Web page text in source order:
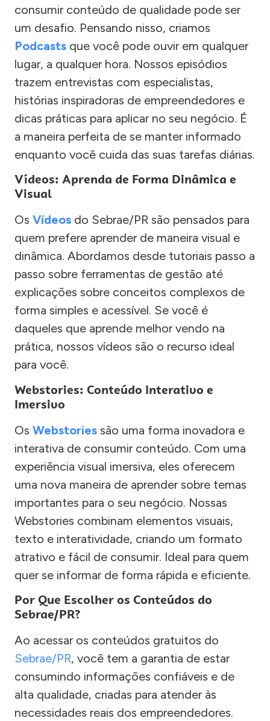
consumir conteúdo de qualidade pode ser
um desafio. Pensando nisso, criamos
Podcasts que você pode ouvir em qualquer
lugar, a qualquer hora. Nossos episódios
trazem entrevistas com especialistas,
histórias inspiradoras de empreendedores e
dicas práticas para aplicar no seu negócio. É
a maneira perfeita de se manter informado
enquanto você cuida das suas tarefas diárias.
Vídeos: Aprenda de Forma Dinâmica e
Visual
Os Vídeos do Sebrae/PR são pensados para
quem prefere aprender de maneira visual e
dinâmica. Abordamos desde tutoriais passo a
passo sobre ferramentas de gestão até
explicações sobre conceitos complexos de
forma simples e acessível. Se você é
daqueles que aprende melhor vendo na
prática, nossos vídeos são o recurso ideal
para você.
Webstories: Conteúdo Interativo e
Imersivo
Os Webstories são uma forma inovadora e
interativa de consumir conteúdo. Com uma
experiência visual imersiva, eles oferecem
uma nova maneira de aprender sobre temas
importantes para o seu negócio. Nossas
Webstories combinam elementos visuais,
texto e interatividade, criando um formato
atrativo e fácil de consumir. Ideal para quem
quer se informar de forma rápida e eficiente.
Por Que Escolher os Conteúdos do
Sebrae/PR?
Ao acessar os conteúdos gratuitos do
Sebrae/PR, você tem a garantia de estar
consumindo informações confiáveis e de
alta qualidade, criadas para atender às
necessidades reais dos empreendedores.